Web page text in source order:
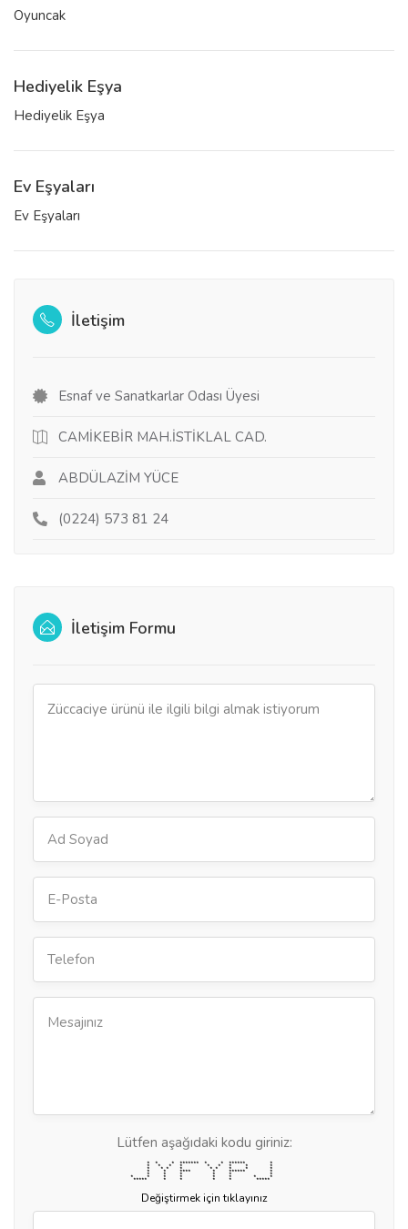
Oyuncak
Hediyelik Eşya
Hediyelik Eşya
Ev Eşyaları
Ev Eşyaları
İletişim
Esnaf ve Sanatkarlar Odası Üyesi
CAMİKEBİR MAH.İSTİKLAL CAD.
ABDÜLAZİM YÜCE
(0224) 573 81 24
İletişim Formu
Lütfen aşağıdaki kodu giriniz:
* * * ******* * * ****** *
* * * * * * * * *
* * * * * * * * *
* * **** * ****** *
* * * * * *
* * * * * * * *
***** * * * * *****
Değiştirmek için tıklayınız